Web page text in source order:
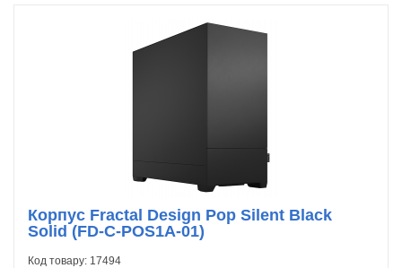
Корпус Fractal Design Pop Silent Black
Solid (FD-C-POS1A-01)
Код товару: 17494